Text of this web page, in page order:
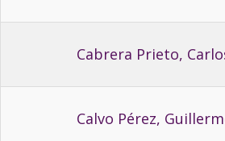
Cabrera Prieto,
Calvo Pérez,